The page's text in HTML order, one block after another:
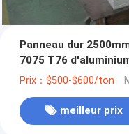
Panneau dur
7075 T76
moteur
Prix：$500-$600/ton
meilleur prix